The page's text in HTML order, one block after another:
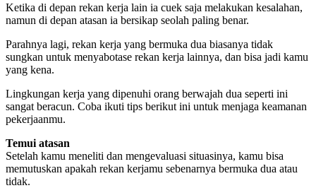
Ketika di depan rekan kerja lain ia cuek saja melakukan kesalahan,
namun di depan atasan ia bersikap seolah paling benar.
Parahnya lagi, rekan kerja yang bermuka dua biasanya tidak
sungkan untuk menyabotase rekan kerja lainnya, dan bisa jadi kamu
yang kena.
Lingkungan kerja yang dipenuhi orang berwajah dua seperti ini
sangat beracun. Coba ikuti tips berikut ini untuk menjaga keamanan
pekerjaanmu.
Temui atasan
Setelah kamu meneliti dan mengevaluasi situasinya, kamu bisa
memutuskan apakah rekan kerjamu sebenarnya bermuka dua atau
tidak.